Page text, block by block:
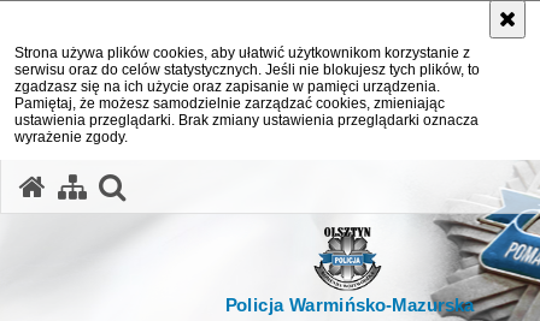
Strona używa plików cookies, aby ułatwić użytkownikom korzystanie z
serwisu oraz do celów statystycznych. Jeśli nie blokujesz tych plików, to
zgadzasz się na ich użycie oraz zapisanie w pamięci urządzenia.
Pamiętaj, że możesz samodzielnie zarządzać cookies, zmieniając
ustawienia przeglądarki. Brak zmiany ustawienia przeglądarki oznacza
wyrażenie zgody.
Policja Warmińsko-Mazurska